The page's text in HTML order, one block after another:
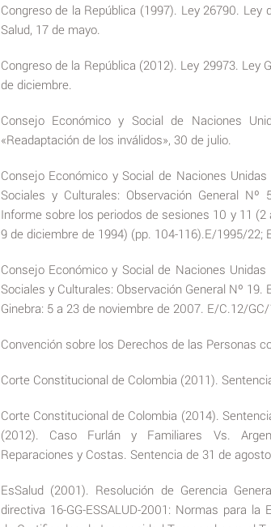
Congreso de la República (1997). Ley 26790. Ley
Salud, 17 de mayo.
Congreso de la República (2012). Ley 29973. Ley
de diciembre.
Consejo Económico y Social de Naciones
«Readaptación de los inválidos», 30 de julio.
Consejo Económico y Social de Naciones
Sociales y Culturales: Observación General
Informe sobre los periodos de sesiones 10 y 11
9 de diciembre de 1994) (pp. 104-116).E/1995/22;
Consejo Económico y Social de Naciones
Sociales y Culturales: Observación General Nº
Ginebra: 5 a 23 de noviembre de 2007. E/C.12/GC/
Convención sobre los Derechos de las Personas
Corte Constitucional de Colombia (2011).
Corte Constitucional de Colombia (2014).
(2012). Caso Furlán y Familiares Vs.
Reparaciones y Costas. Sentencia de 31 de
EsSalud (2001). Resolución de Gerencia
directiva 16-GG-ESSALUD-2001: Normas para